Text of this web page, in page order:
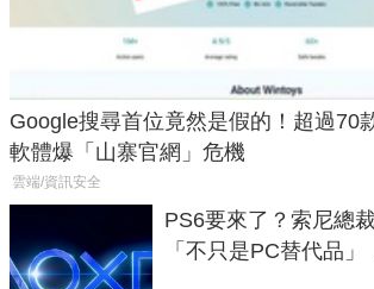
Google搜尋首位竟然是假的！超過70
軟體爆「山寨官網」危機
雲端/資訊安全
PS6要來了？索尼總
「不只是PC替代品